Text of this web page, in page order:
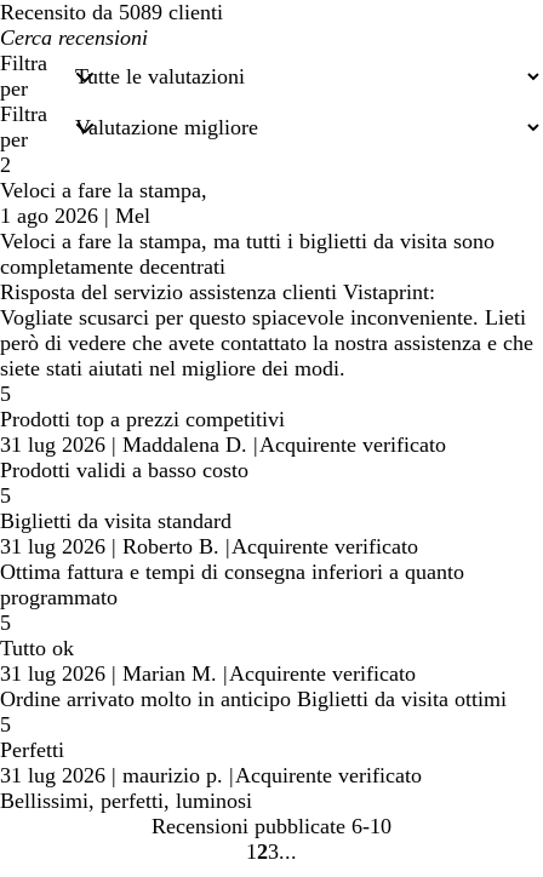
Recensito da 5089 clienti
I
miei
termini
di
ricerca
Filtra
per
Filtra
per
2
Veloci a fare la stampa,
1 ago 2026 | Mel
Veloci a fare la stampa, ma tutti i biglietti da visita sono
completamente decentrati
Risposta del servizio assistenza clienti Vistaprint:
Vogliate scusarci per questo spiacevole inconveniente. Lieti
però di vedere che avete contattato la nostra assistenza e che
siete stati aiutati nel migliore dei modi.
5
Prodotti top a prezzi competitivi
31 lug 2026 | Maddalena D. |Acquirente verificato
Prodotti validi a basso costo
5
Biglietti da visita standard
31 lug 2026 | Roberto B. |Acquirente verificato
Ottima fattura e tempi di consegna inferiori a quanto
programmato
5
Tutto ok
31 lug 2026 | Marian M. |Acquirente verificato
Ordine arrivato molto in anticipo Biglietti da visita ottimi
5
Perfetti
31 lug 2026 | maurizio p. |Acquirente verificato
Bellissimi, perfetti, luminosi
Recensioni pubblicate 6-10
vai
1 vai
2vai
3